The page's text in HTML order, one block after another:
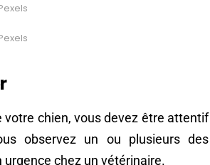
chien, vous devez être attentif
observez un ou plusieurs des
chez un vétérinaire.